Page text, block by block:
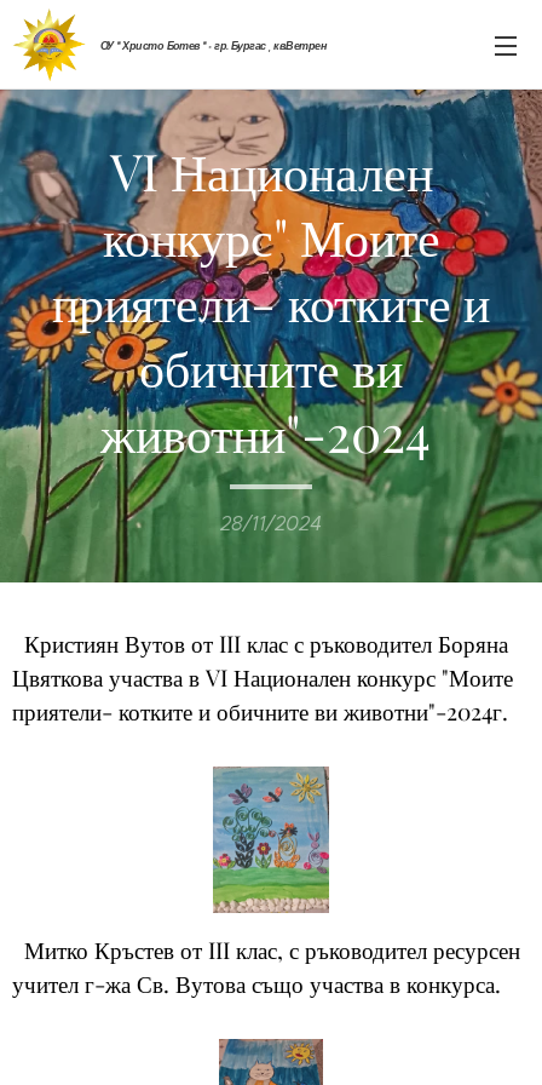
ОУ " Христо Ботев " - гр. Бургас , кв.Ветрен
VI Национален
конкурс" Моите
приятели- котките и
обичните ви
животни"-2024
28/11/2024
Кристиян Вутов от III клас с ръководител Боряна
Цвяткова участва в VI Национален конкурс "Моите
приятели- котките и обичните ви животни"-2024г.
Митко Кръстев от III клас, с ръководител ресурсен
учител г-жа Св. Вутова също участва в конкурса.